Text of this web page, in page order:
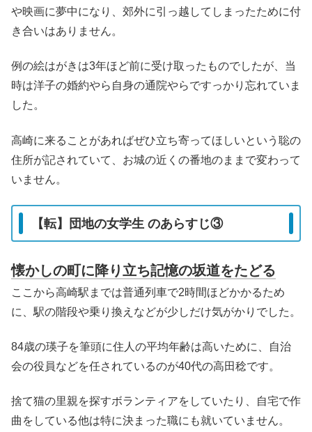
や映画に夢中になり、郊外に引っ越してしまったために付
き合いはありません。
例の絵はがきは3年ほど前に受け取ったものでしたが、当
時は洋子の婚約やら自身の通院やらですっかり忘れていま
した。
高崎に来ることがあればぜひ立ち寄ってほしいという聡の
住所が記されていて、お城の近くの番地のままで変わって
いません。
【転】団地の女学生 のあらすじ③
懐かしの町に降り立ち記憶の坂道をたどる
ここから高崎駅までは普通列車で2時間ほどかかるため
に、駅の階段や乗り換えなどが少しだけ気がかりでした。
84歳の瑛子を筆頭に住人の平均年齢は高いために、自治
会の役員などを任されているのが40代の高田稔です。
捨て猫の里親を探すボランティアをしていたり、自宅で作
曲をしている他は特に決まった職にも就いていません。